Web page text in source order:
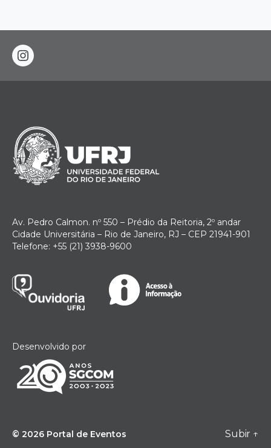
instagram
Av. Pedro Calmon. nº 550 – Prédio da Reitoria, 2º andar
Cidade Universitária – Rio de Janeiro, RJ – CEP 21941-901
Telefone: +55 (21) 3938-9600
Desenvolvido por
© 2026 Portal de Eventos Subir ↑